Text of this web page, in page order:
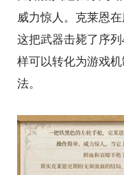
威力惊人。克莱恩
这把武器击毙了序
样可以转化为游戏
法。